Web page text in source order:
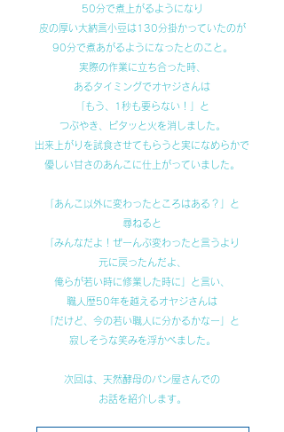
50分で煮上がるようになり
皮の厚い大納言小豆は130分掛かっていたのが
90分で煮あがるようになったとのこと。
実際の作業に立ち合った時、
あるタイミングでオヤジさんは
「もう、1秒も要らない！」と
つぶやき、ピタッと火を消しました。
出来上がりを試食させてもらうと実になめらかで
優しい甘さのあんこに仕上がっていました。
「あんこ以外に変わったところはある？」と
尋ねると
「みんなだよ！ぜーんぶ変わったと言うより
元に戻ったんだよ、
俺らが若い時に修業した時に」と言い、
職人歴50年を越えるオヤジさんは
「だけど、今の若い職人に分かるかなー」と
寂しそうな笑みを浮かべました。
次回は、天然酵母のパン屋さんでの
お話を紹介します。